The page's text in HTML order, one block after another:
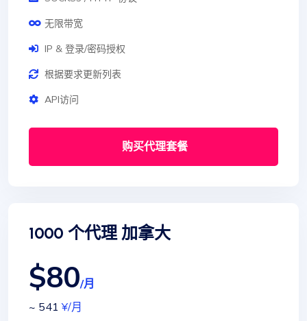
无限带宽
IP & 登录/密码授权
根据要求更新列表
API访问
购买代理套餐
1000 个代理 加拿大
$80/月
~ 541¥/月